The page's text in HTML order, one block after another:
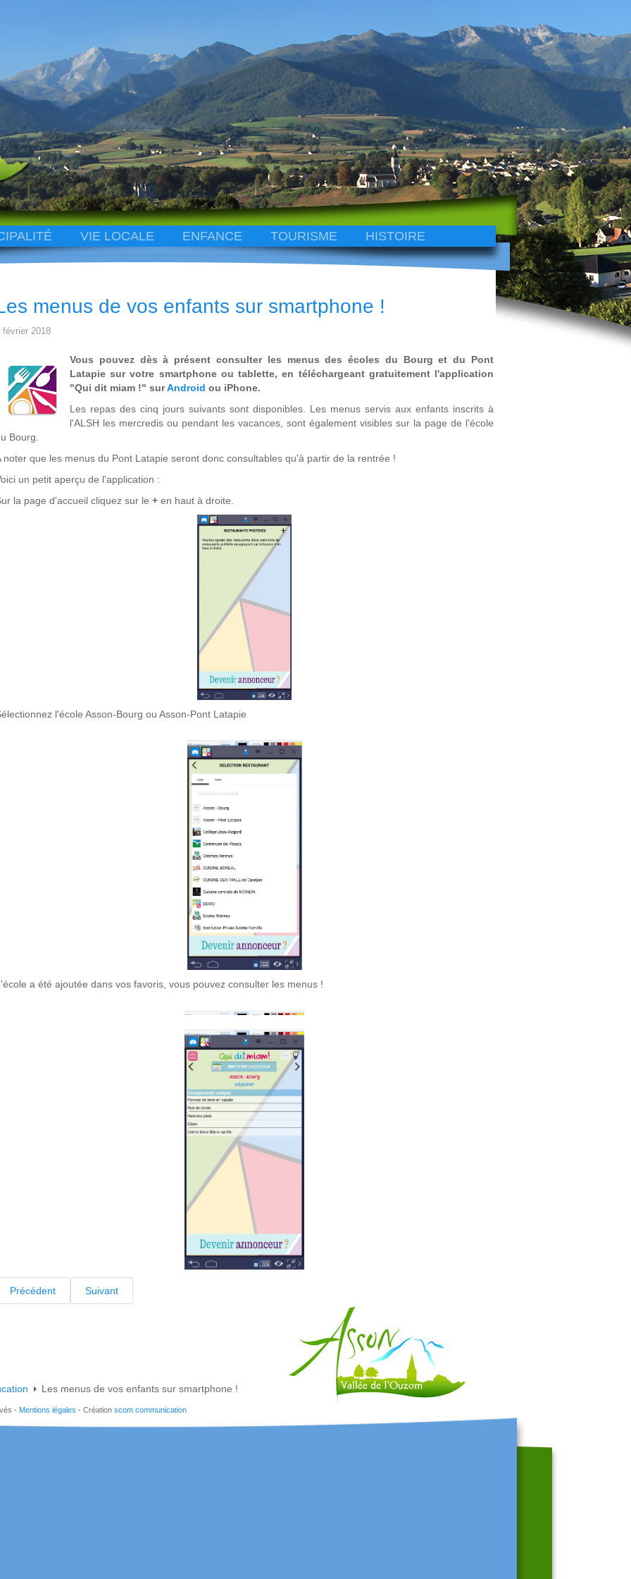
VIE LOCALE ENFANCE TOURISME HISTOIRE
menus de vos enfants sur smartphone !
février 2018
Vous pouvez dès à présent consulter les menus des écoles du Bourg et du Pont
Latapie sur votre smartphone ou tablette, en téléchargeant gratuitement l'application
"Qui dit miam !" surAndroid ou iPhone.
Les repas des cinq jours suivants sont disponibles. Les menus servis aux enfants inscrits à
l'ALSH les mercredis ou pendant les vacances, sont également visibles sur la page de l'école
Bourg.
noter que les menus du Pont Latapie seront donc consultables qu'à partir de la rentrée !
un petit aperçu de l'application :
la page d'accueil cliquez sur le + en haut à droite.
l'école Asson-Bourg ou Asson-Pont Latapie
a été ajoutée dans vos favoris, vous pouvez consulter les menus !
Précédent Suivant
Les menus de vos enfants sur smartphone !
- Mentions légales - Création scom communication